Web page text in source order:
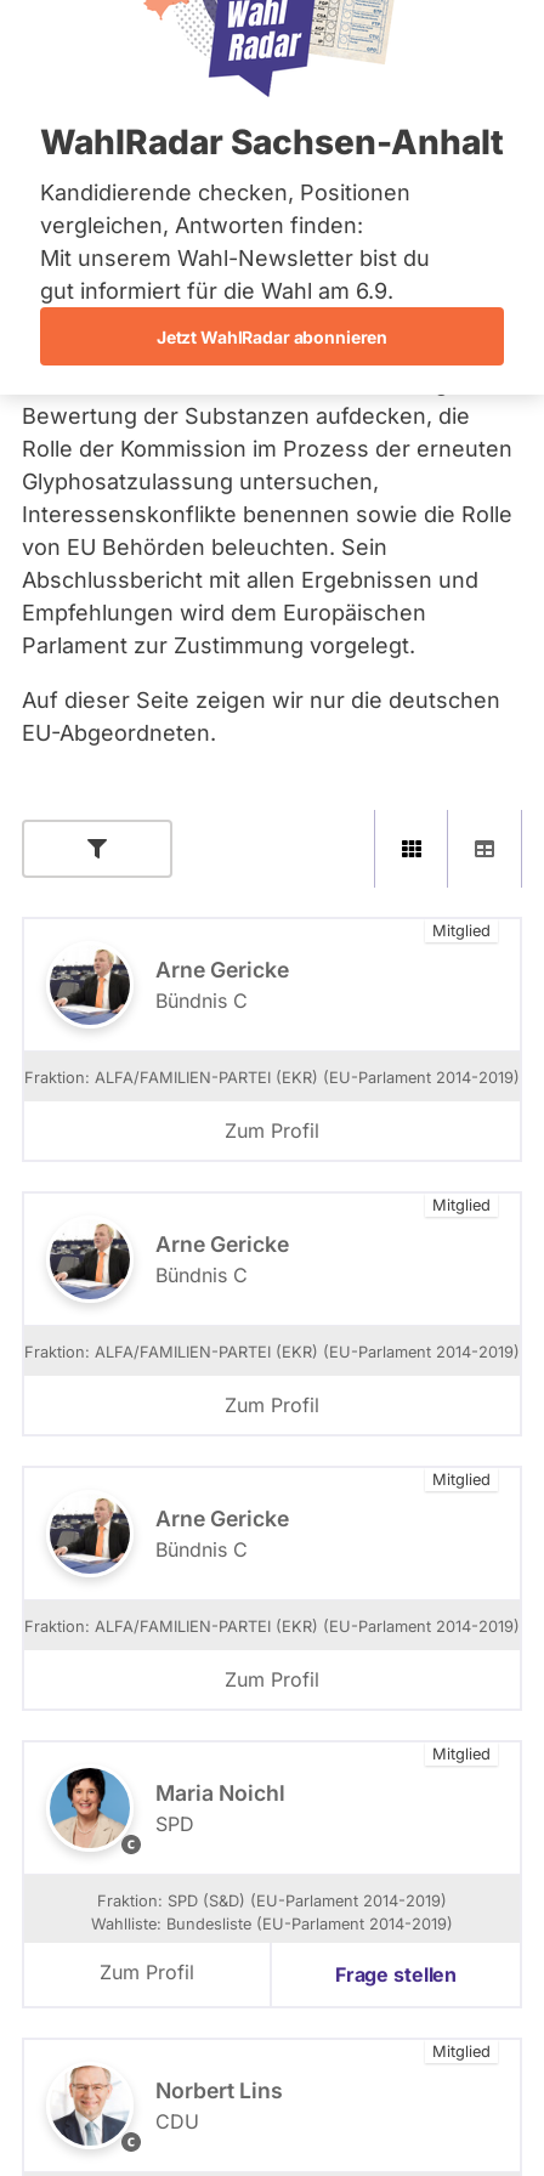
Bremen
Hamburg
Mecklenburg-Vorpommern
Nordrhein-Westfalen
Saarland
Sachsen
Sachsen-Anhalt
Sachsen-Anhalt
Schleswig-Holstein
Thüringen
Archiv
Über uns
Spenden
WahlRadar Sachsen-Anhalt
Kandidierende checken, Positionen
vergleichen, Antworten finden:
Mit unserem Wahl-Newsletter bist du
gut informiert für die Wahl am 6.9.
Jetzt WahlRadar abonnieren
für Pestizide"
Recht
Umwelt
Der Sonderausschuss tagt seit März 2018 und
hat ein zunächst 9-monatiges Mandat. Er soll
u.a. das Genehmigungsverfahren für Pestizide
untersuchen, dabei mögliche Schwachstellen
Bewertung der Substanzen aufdecken, die
Rolle der Kommission im Prozess der erneuten
Glyphosatzulassung untersuchen,
Interessenskonflikte benennen sowie die Rolle
von EU Behörden beleuchten. Sein
Abschlussbericht mit allen Ergebnissen und
Empfehlungen wird dem Europäischen
Parlament zur Zustimmung vorgelegt.
Auf dieser Seite zeigen wir nur die deutschen
EU-Abgeordneten.
Mitglied
Arne Gericke
Bündnis C
Fraktion: ALFA/FAMILIEN-PARTEI (EKR) (EU-Parlament 2014-2019)
Zum Profil
Mitglied
Arne Gericke
Bündnis C
Fraktion: ALFA/FAMILIEN-PARTEI (EKR) (EU-Parlament 2014-2019)
Zum Profil
Mitglied
Arne Gericke
Bündnis C
Fraktion: ALFA/FAMILIEN-PARTEI (EKR) (EU-Parlament 2014-2019)
Zum Profil
Mitglied
B
d
a
k
t
Maria Noichl
SPD
Fraktion: SPD (S&D) (EU-Parlament 2014-2019)
Wahlliste: Bundesliste (EU-Parlament 2014-2019)
Zum Profil Frage stellen
Mitglied
H
Norbert Lins
CDU